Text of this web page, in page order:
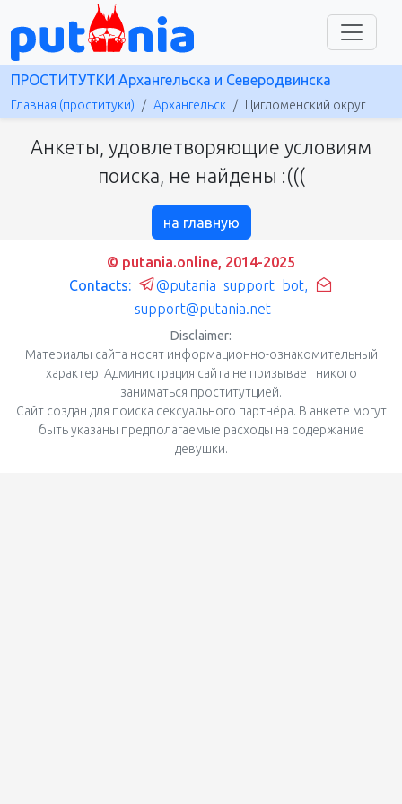
ПРОСТИТУТКИ Архангельска и Северодвинска
Главная (проституки) Архангельск Цигломенский округ
Анкеты, удовлетворяющие условиям
поиска, не найдены :(((
на главную
© putania.online, 2014-2025
Contacts:
@putania_support_bot,
support@putania.net
Disclaimer:
Материалы сайта носят информационно-ознакомительный
характер. Администрация сайта не призывает никого
заниматься проститутцией.
Сайт создан для поиска сексуального партнёра. В анкете могут
быть указаны предполагаемые расходы на содержание
девушки.